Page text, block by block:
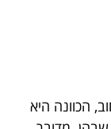
הכוונה היא